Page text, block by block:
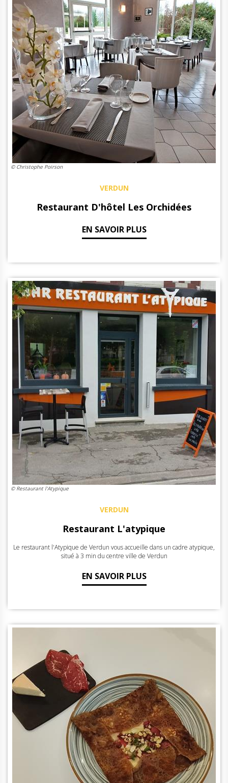
© Christophe Poirson
VERDUN
Restaurant D'hôtel Les Orchidées
EN SAVOIR PLUS
© Restaurant l'Atypique
VERDUN
Restaurant L'atypique
Le restaurant l'Atypique de Verdun vous accueille dans un cadre atypique,
situé à 3 min du centre ville de Verdun
EN SAVOIR PLUS